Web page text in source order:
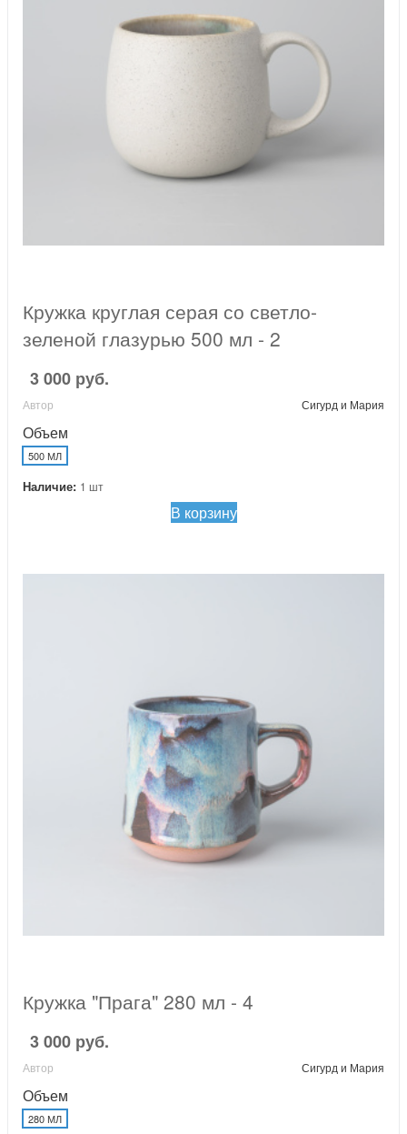
Кружка круглая серая со светло-
зеленой глазурью 500 мл - 2
3 000 руб.
Автор Сигурд и Мария
Объем
500 МЛ
Наличие: 1 шт
В корзину
Кружка "Прага" 280 мл - 4
3 000 руб.
Автор Сигурд и Мария
Объем
280 МЛ